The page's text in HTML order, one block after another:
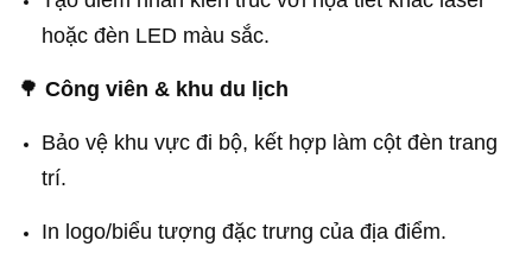
hoặc đèn LED màu sắc.
🌳 Công viên & khu du lịch
Bảo vệ khu vực đi bộ, kết hợp làm cột đèn trang
trí.
In logo/biểu tượng đặc trưng của địa điểm.